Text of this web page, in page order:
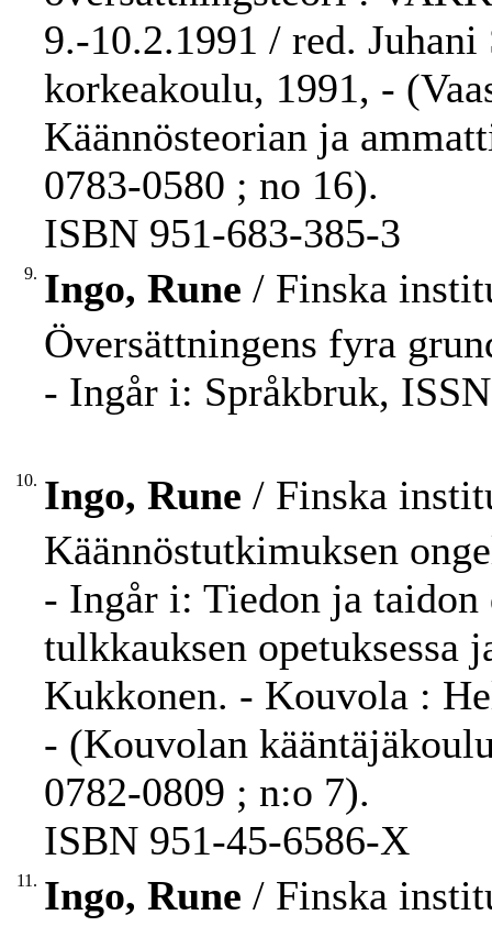
9.-10.2.1991 / red. Juhani
korkeakoulu, 1991, -
Käännösteorian ja
0783-0580 ; no 16).
ISBN 951-683-385-3
9. Ingo, Rune / Finska
Översättningens fyra
- Ingår i: Språkbruk,
10. Ingo, Rune / Finska
Käännöstutkimuksen
- Ingår i: Tiedon ja
tulkkauksen opetuksessa
Kukkonen. - Kouvola :
- (Kouvolan
0782-0809 ; n:o 7).
ISBN 951-45-6586-X
11. Ingo, Rune / Finska